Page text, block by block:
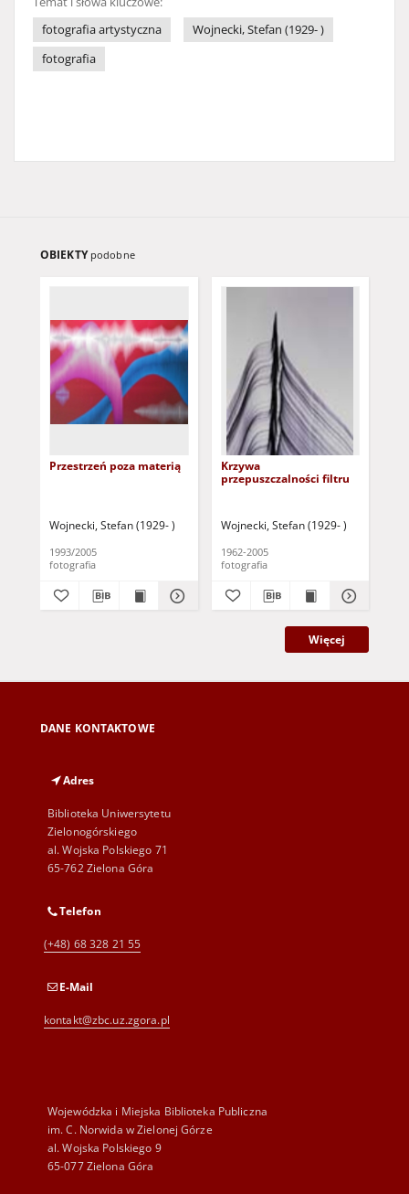
fotografia artystyczna
Wojnecki, Stefan (1929- )
fotografia
OBIEKTY podobne
Przestrzeń poza materią
Wojnecki, Stefan (1929- )
1993/2005
fotografia
Krzywa
przepuszczalności filtru
Wojnecki, Stefan (1929- )
1962-2005
fotografia
Więcej
DANE KONTAKTOWE
Adres
Biblioteka Uniwersytetu
Zielonogórskiego
al. Wojska Polskiego 71
65-762 Zielona Góra
Telefon
(+48) 68 328 21 55
E-Mail
kontakt@zbc.uz.zgora.pl
Wojewódzka i Miejska Biblioteka Publiczna
im. C. Norwida w Zielonej Górze
al. Wojska Polskiego 9
65-077 Zielona Góra